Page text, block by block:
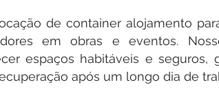
de container alojamento
em obras e eventos.
espaços habitáveis e seguros,
após um longo dia de